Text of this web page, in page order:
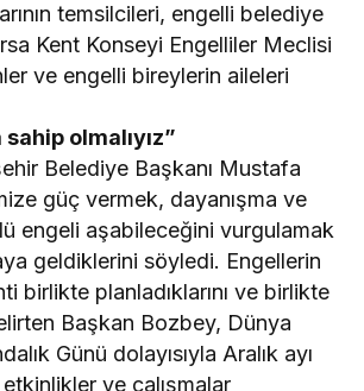
temsilcileri, engelli belediye
Kent Konseyi Engelliler Meclisi
ve engelli bireylerin aileleri
olmalıyız”
Belediye Başkanı Mustafa
güç vermek, dayanışma ve
engeli aşabileceğini vurgulamak
geldiklerini söyledi. Engellerin
birlikte planladıklarını ve birlikte
Başkan Bozbey, Dünya
Günü dolayısıyla Aralık ayı
ve çalışmalar